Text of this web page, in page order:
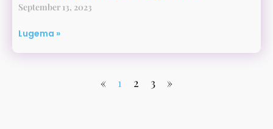
September 13, 2023
Lugema »
« 1 2 3 »